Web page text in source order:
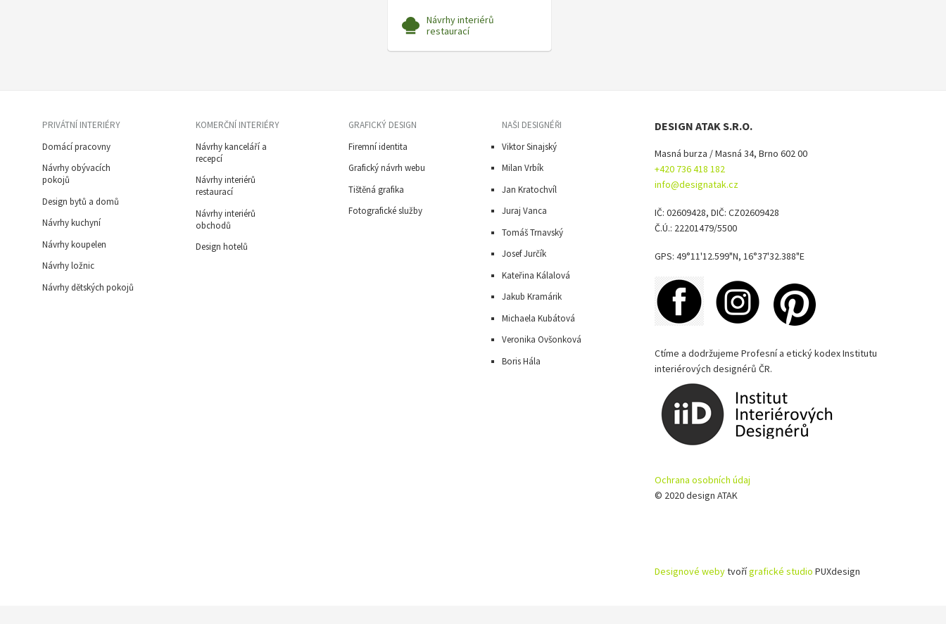
Návrhy interiérů
restaurací
PRIVÁTNÍ INTERIÉRY
Domácí pracovny
Návrhy obývacích
pokojů
Design bytů a domů
Návrhy kuchyní
Návrhy koupelen
Návrhy ložnic
Návrhy dětských pokojů
KOMERČNÍ INTERIÉRY
Návrhy kanceláří a
recepcí
Návrhy interiérů
restaurací
Návrhy interiérů
obchodů
Design hotelů
GRAFICKÝ DESIGN
Firemní identita
Grafický návrh webu
Tištěná grafika
Fotografické služby
NAŠI DESIGNÉŘI
Viktor Sinajský
Milan Vrbík
Jan Kratochvíl
Juraj Vanca
Tomáš Trnavský
Josef Jurčík
Kateřina Kálalová
Jakub Kramárik
Michaela Kubátová
Veronika Ovšonková
Boris Hála
DESIGN ATAK S.R.O.
Masná burza / Masná 34, Brno 602 00
+420 736 418 182
info@designatak.cz
IČ: 02609428, DIČ: CZ02609428
Č.Ú.: 22201479/5500
GPS: 49°11'12.599"N, 16°37'32.388"E
Ctíme a dodržujeme Profesní a etický kodex Institutu
interiérových designérů ČR.
Ochrana osobních údaj
© 2020 design ATAK
Designové webytvořígrafické studio PUXdesign